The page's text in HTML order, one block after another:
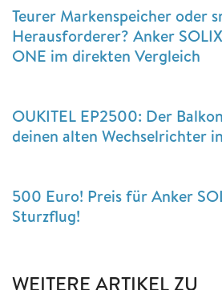
Teurer Markenspeicher oder
Herausforderer? Anker
ONE im direkten Vergleich
OUKITEL EP2500: Der
deinen alten Wechselrichter
500 Euro! Preis für Anker
Sturzflug!
WEITERE ARTIKEL ZU